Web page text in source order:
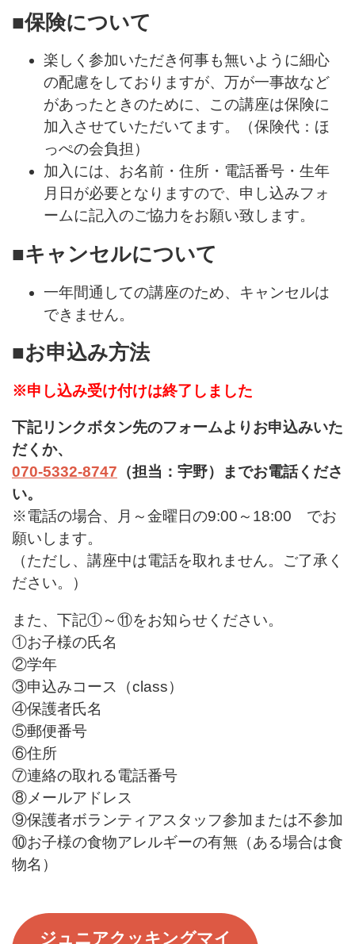
■保険について
楽しく参加いただき何事も無いように細心
の配慮をしておりますが、万が一事故など
があったときのために、この講座は保険に
加入させていただいてます。（保険代：ほ
っぺの会負担）
加入には、お名前・住所・電話番号・生年
月日が必要となりますので、申し込みフォ
ームに記入のご協力をお願い致します。
■キャンセルについて
一年間通しての講座のため、キャンセルは
できません。
■お申込み方法
※申し込み受け付けは終了しました
下記リンクボタン先のフォームよりお申込みいた
だくか、
070-5332-8747 （担当：宇野）までお電話くださ
い。
※電話の場合、月～金曜日の9:00～18:00 でお
願いします。
（ただし、講座中は電話を取れません。ご了承く
ださい。）
また、下記①～⑪をお知らせください。
①お子様の氏名
②学年
③申込みコース（class）
④保護者氏名
⑤郵便番号
⑥住所
⑦連絡の取れる電話番号
⑧メールアドレス
⑨保護者ボランティアスタッフ参加または不参加
⑩お子様の食物アレルギーの有無（ある場合は食
物名）
ジュニアクッキングマイ